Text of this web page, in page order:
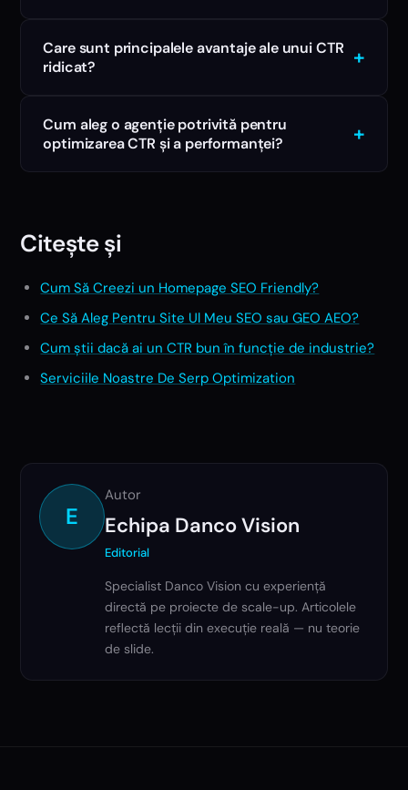
Care sunt principalele avantaje ale unui CTR
ridicat?
+
Cum aleg o agenție potrivită pentru
optimizarea CTR și a performanței?
+
Citește și
Cum Să Creezi un Homepage SEO Friendly?
Ce Să Aleg Pentru Site Ul Meu SEO sau GEO AEO?
Cum știi dacă ai un CTR bun în funcție de industrie?
Serviciile Noastre De Serp Optimization
E
Autor
Echipa Danco Vision
Editorial
Specialist Danco Vision cu experiență
directă pe proiecte de scale-up. Articolele
reflectă lecții din execuție reală — nu teorie
de slide.